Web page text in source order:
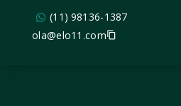
(11) 98136-1387
ola@elo11.com